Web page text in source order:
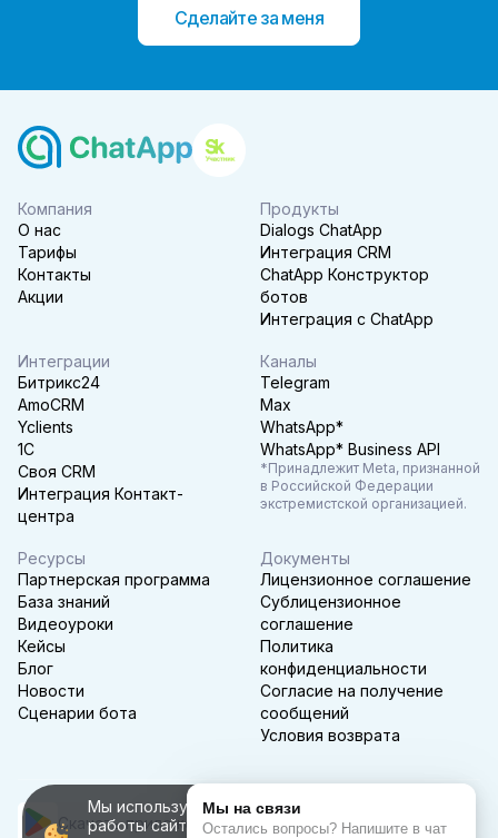
Сделайте за меня
Мы используем файлы cookie для корректной
работы сайта, персонализации пользователей
Компания
О нас
Тарифы
Контакты
Акции
Продукты
Dialogs ChatApp
Интеграция CRM
ChatApp Конструктор
ботов
Интеграция с ChatApp
Интеграции
Битрикс24
AmoCRM
Yclients
1C
Своя CRM
Интеграция Контакт-
центра
Каналы
Telegram
Max
WhatsApp*
WhatsApp* Business API
*Принадлежит Meta, признанной
в Российской Федерации
экстремистской организацией.
Ресурсы
Партнерская программа
База знаний
Видеоуроки
Кейсы
Блог
Новости
Сценарии бота
Документы
Лицензионное соглашение
Сублицензионное
соглашение
Политика
конфиденциальности
Согласие на получение
сообщений
Условия возврата
Скачать приложение